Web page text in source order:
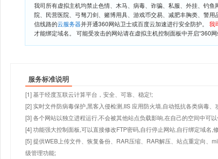
我司所有虚拟主机均禁止色情、木马、病毒、诈骗、私服、外挂、钓
院、民营医院、弓驽刀剑、赌博用具、游戏币交易、减肥丰胸类、警
信线路的云服务器并开通360网站卫士或百度云加速进行安全防护。 我
才能绑定域名。 可能受攻击的网站请在虚拟主机控制面板中开启“360
服务标准说明
[1] 基于经度互联云计算平台，安全、可靠、稳定!;
[2] 实时文件防病毒保护,黑客入侵检测,IIS 应用防火墙,自动抵抗各类病毒、
[3] 各个网站以独立进程运行,不会被其他站点负载影响,在自己的空间中可
[4] 功能强大控制面板,可以直接修改FTP密码,自行停止网站,自行绑定域名,
[5] 提供WEB上传文件、恢复备份、RAR压缩、RAR解压、站点重定向、
级管理功能;